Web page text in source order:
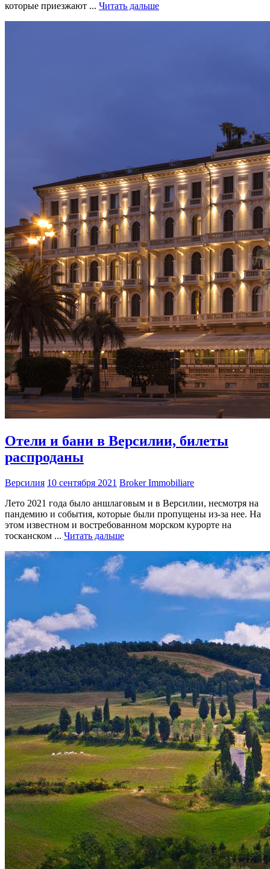
которые приезжают ... Читать дальше
Отели и бани в Версилии, билеты
распроданы
Версилия 10 сентября 2021 Broker Immobiliare
Лето 2021 года было аншлаговым и в Версилии, несмотря на
пандемию и события, которые были пропущены из-за нее. На
этом известном и востребованном морском курорте на
тосканском ... Читать дальше